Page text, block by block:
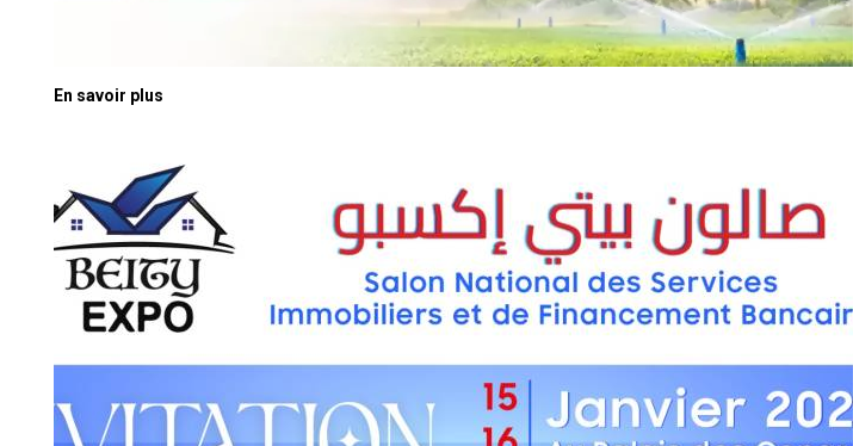
En savoir plus